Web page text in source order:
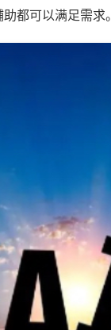
都可以满足需求。